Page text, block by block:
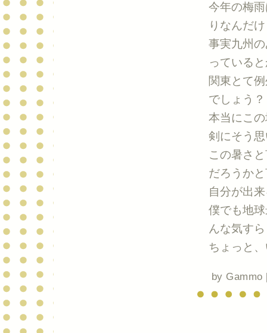
今年の梅
りなんだ
事実九州
っている
関東とて
でしょう？
本当にこ
剣にそう
この暑さ
だろうか
自分が出
僕でも地
んな気す
ちょっと
by Gammo